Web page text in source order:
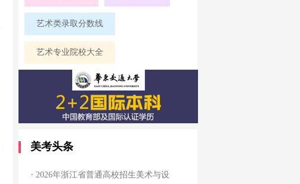
艺术类录取分数线
艺术专业院校大全
美考头条
2026年浙江省普通高校招生美术与设